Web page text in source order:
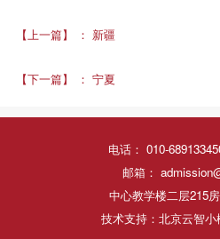
【上一篇】 ： 新疆
【下一篇】 ： 宁夏
电话： 010-
邮箱：
中心教学楼二层215
技术支持：北京云智小